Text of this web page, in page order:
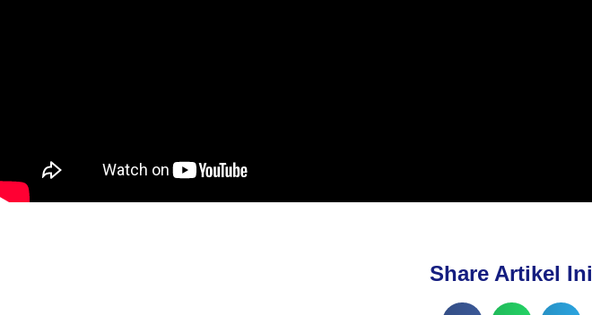
Share Artikel Ini